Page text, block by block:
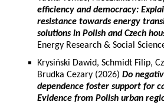
efficiency and democracy:
resistance towards energy
solutions in Polish and Czech
Energy Research & Social
Krysiński Dawid, Schmidt Filip,
Brudka Cezary (2026) Do
dependence foster support for
Evidence from Polish urban